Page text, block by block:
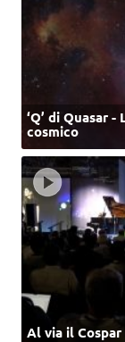
‘Q’ di Quasar
cosmico
Al via il